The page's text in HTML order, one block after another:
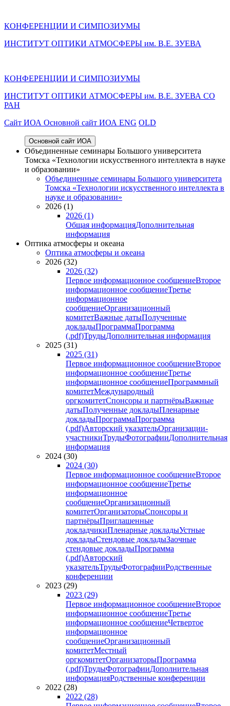
КОНФЕРЕНЦИИ И СИМПОЗИУМЫ
ИНСТИТУТ ОПТИКИ АТМОСФЕРЫ им. В.Е. ЗУЕВА
КОНФЕРЕНЦИИ И СИМПОЗИУМЫ
ИНСТИТУТ ОПТИКИ АТМОСФЕРЫ им. В.Е. ЗУЕВА СО
РАН
Cайт ИОА Основной сайт ИОА ENG OLD
Основной сайт ИОА
Объединенные семинары Большого университета
Томска «Технологии искусственного интеллекта в науке
и образовании»
Объединенные семинары Большого университета
Томска «Технологии искусственного интеллекта в
науке и образовании»
2026 (1)
2026 (1)
Общая информацияДополнительная
информация
Оптика атмосферы и океана
Оптика атмосферы и океана
2026 (32)
2026 (32)
Первое информационное сообщениеВторое
информационное сообщениеТретье
информационное
сообщениеОрганизационный
комитетВажные датыПолученные
докладыПрограммаПрограмма
(.pdf)ТрудыДополнительная информация
2025 (31)
2025 (31)
Первое информационное сообщениеВторое
информационное сообщениеТретье
информационное сообщениеПрограммный
комитетМеждународный
оргкомитетСпонсоры и партнёрыВажные
датыПолученные докладыПленарные
докладыПрограммаПрограмма
(.pdf)Авторский указательОрганизации-
участникиТрудыФотографииДополнительная
информация
2024 (30)
2024 (30)
Первое информационное сообщениеВторое
информационное сообщениеТретье
информационное
сообщениеОрганизационный
комитетОрганизаторыСпонсоры и
партнёрыПриглашенные
докладчикиПленарные докладыУстные
докладыСтендовые докладыЗаочные
стендовые докладыПрограмма
(.pdf)Авторский
указательТрудыФотографииРодственные
конференции
2023 (29)
2023 (29)
Первое информационное сообщениеВторое
информационное сообщениеТретье
информационное сообщениеЧетвертое
информационное
сообщениеОрганизационный
комитетМестный
оргкомитетОрганизаторыПрограмма
(.pdf)ТрудыФотографииДополнительная
информацияРодственные конференции
2022 (28)
2022 (28)